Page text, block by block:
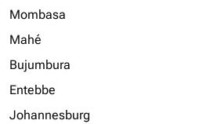
Mombasa
Mahé
Bujumbura
Entebbe
Johannesburg